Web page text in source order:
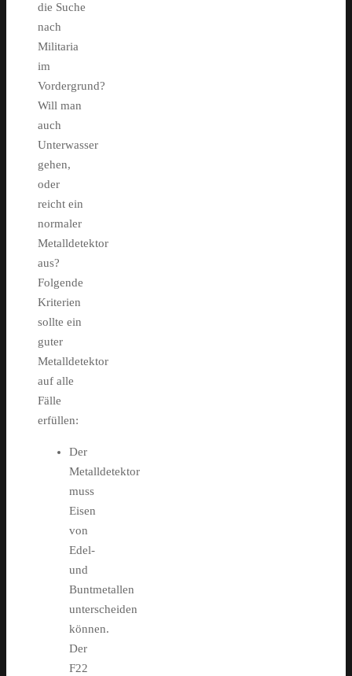
die Suche
nach
Militaria
im
Vordergrund?
Will man
auch
Unterwasser
gehen,
oder
reicht ein
normaler
Metalldetektor
aus?
Folgende
Kriterien
sollte ein
guter
Metalldetektor
auf alle
Fälle
erfüllen:
Der
Metalldetektor
muss
Eisen
von
Edel-
und
Buntmetallen
unterscheiden
können.
Der
F22